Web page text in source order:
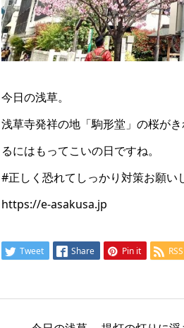
今日の浅草。
浅草寺発祥の地「駒形堂」の桜が
るにはもってこいの日ですね。
#正しく恐れてしっかり対策お願
https://e-asakusa.jp
Tweet Share Pin it RSS